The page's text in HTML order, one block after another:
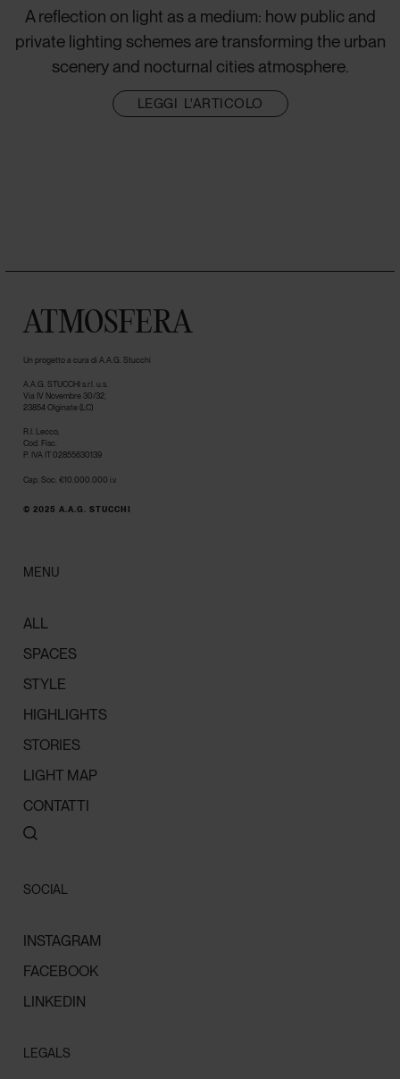
A reflection on light as a medium: how public and
private lighting schemes are transforming the urban
scenery and nocturnal cities atmosphere.
LEGGI L'ARTICOLO
ATMOSFERA
Un progetto a cura di A.A.G. Stucchi
A.A.G. STUCCHI s.r.l. u.s.
Via IV Novembre 30/32,
23854 Olginate (LC)
R.I. Lecco,
Cod. Fisc.
P. IVA IT 02855630139
Cap. Soc. €10.000.000 i.v.
© 2025 A.A.G. STUCCHI
MENU
ALL
SPACES
STYLE
HIGHLIGHTS
STORIES
LIGHT MAP
CONTATTI
SOCIAL
INSTAGRAM
FACEBOOK
LINKEDIN
LEGALS